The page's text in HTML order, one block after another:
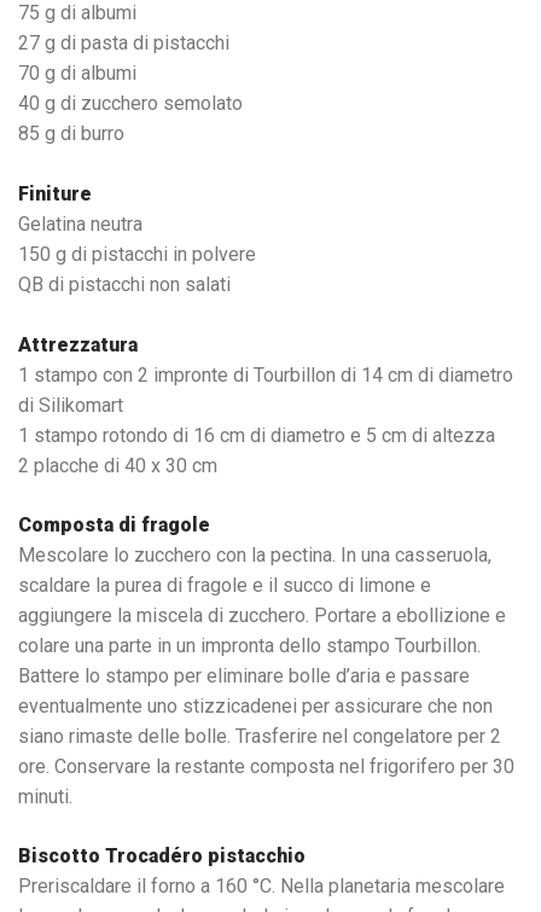
75 g di albumi
27 g di pasta di pistacchi
70 g di albumi
40 g di zucchero semolato
85 g di burro
Finiture
Gelatina neutra
150 g di pistacchi in polvere
QB di pistacchi non salati
Attrezzatura
1 stampo con 2 impronte di Tourbillon di 14 cm di diametro
di Silikomart
1 stampo rotondo di 16 cm di diametro e 5 cm di altezza
2 placche di 40 x 30 cm
Composta di fragole
Mescolare lo zucchero con la pectina. In una casseruola,
scaldare la purea di fragole e il succo di limone e
aggiungere la miscela di zucchero. Portare a ebollizione e
colare una parte in un impronta dello stampo Tourbillon.
Battere lo stampo per eliminare bolle d’aria e passare
eventualmente uno stizzicadenei per assicurare che non
siano rimaste delle bolle. Trasferire nel congelatore per 2
ore. Conservare la restante composta nel frigorifero per 30
minuti.
Biscotto Trocadéro pistacchio
Preriscaldare il forno a 160 °C. Nella planetaria mescolare